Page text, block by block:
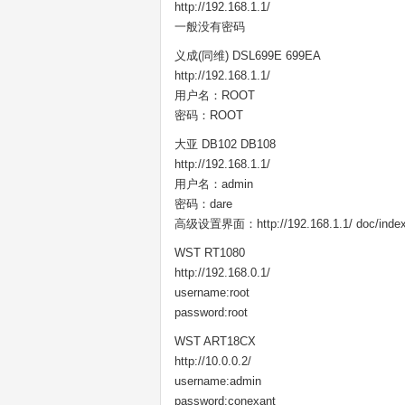
http://192.168.1.1/
一般没有密码
义成(同维) DSL699E 699EA
http://192.168.1.1/
用户名：ROOT
密码：ROOT
大亚 DB102 DB108
http://192.168.1.1/
用户名：admin
密码：dare
高级设置界面：http://192.168.1.1/ doc/
WST RT1080
http://192.168.0.1/
username:root
password:root
WST ART18CX
http://10.0.0.2/
username:admin
password:conexant